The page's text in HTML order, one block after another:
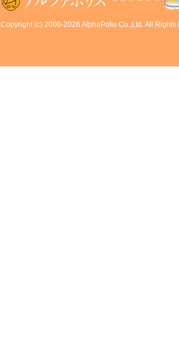
Copyright (c) 2000-2026 AlphaPolis Co.,Ltd. All Rights